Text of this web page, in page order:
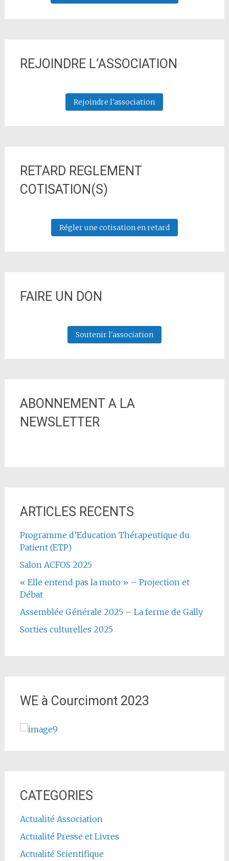
REJOINDRE L’ASSOCIATION
Rejoindre l'association
RETARD REGLEMENT
COTISATION(S)
Régler une cotisation en retard
FAIRE UN DON
Soutenir l'association
ABONNEMENT A LA
NEWSLETTER
ARTICLES RECENTS
Programme d’Education Thérapeutique du
Patient (ETP)
Salon ACFOS 2025
« Elle entend pas la moto » – Projection et
Débat
Assemblée Générale 2025 – La ferme de Gally
Sorties culturelles 2025
WE à Courcimont 2023
CATEGORIES
Actualité Association
Actualité Presse et Livres
Actualité Scientifique